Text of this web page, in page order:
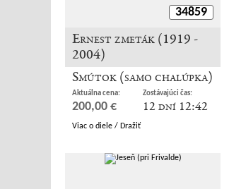
34859
Ernest zmeták (1919 -
2004)
Smútok (samo chalúpka)
Aktuálna cena:
200,00 €
Zostávajúci čas:
12 dní 12:42
Viac o diele / Dražiť